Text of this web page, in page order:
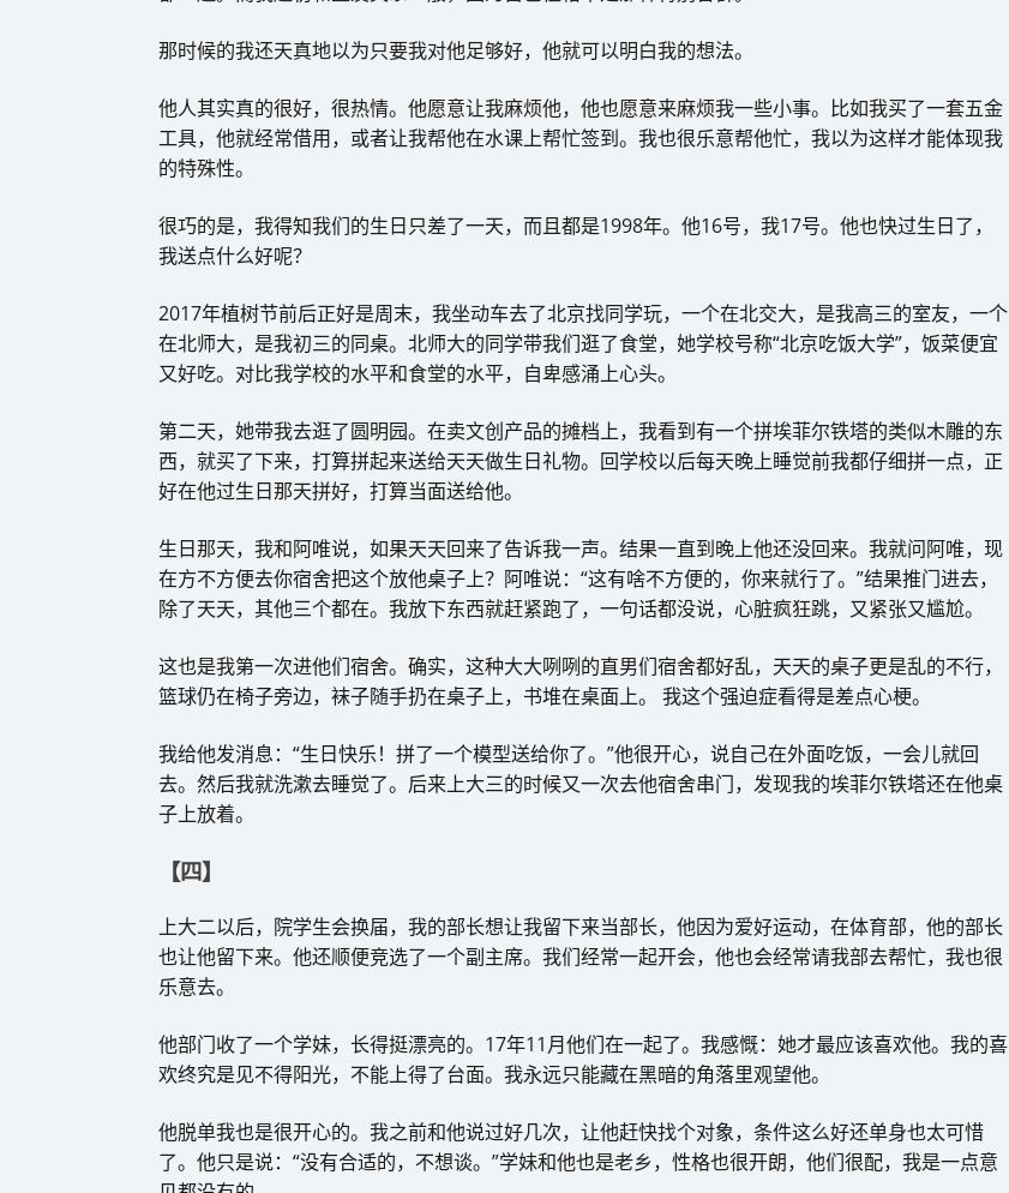
那时候的我还天真地以为只要我对他足够好，他就可以明白我的想法。
他人其实真的很好，很热情。他愿意让我麻烦他，他也愿意来麻烦我一些小事。比如我买了一套五金
工具，他就经常借用，或者让我帮他在水课上帮忙签到。我也很乐意帮他忙，我以为这样才能体现我
的特殊性。
很巧的是，我得知我们的生日只差了一天，而且都是1998年。他16号，我17号。他也快过生日了，
我送点什么好呢？
2017年植树节前后正好是周末，我坐动车去了北京找同学玩，一个在北交大，是我高三的室友，一个
在北师大，是我初三的同桌。北师大的同学带我们逛了食堂，她学校号称“北京吃饭大学”，饭菜便宜
又好吃。对比我学校的水平和食堂的水平，自卑感涌上心头。
第二天，她带我去逛了圆明园。在卖文创产品的摊档上，我看到有一个拼埃菲尔铁塔的类似木雕的东
西，就买了下来，打算拼起来送给天天做生日礼物。回学校以后每天晚上睡觉前我都仔细拼一点，正
好在他过生日那天拼好，打算当面送给他。
生日那天，我和阿唯说，如果天天回来了告诉我一声。结果一直到晚上他还没回来。我就问阿唯，现
在方不方便去你宿舍把这个放他桌子上？阿唯说：“这有啥不方便的，你来就行了。”结果推门进去，
除了天天，其他三个都在。我放下东西就赶紧跑了，一句话都没说，心脏疯狂跳，又紧张又尴尬。
这也是我第一次进他们宿舍。确实，这种大大咧咧的直男们宿舍都好乱，天天的桌子更是乱的不行，
篮球仍在椅子旁边，袜子随手扔在桌子上，书堆在桌面上。 我这个强迫症看得是差点心梗。
我给他发消息：“生日快乐！拼了一个模型送给你了。”他很开心，说自己在外面吃饭，一会儿就回
去。然后我就洗漱去睡觉了。后来上大三的时候又一次去他宿舍串门，发现我的埃菲尔铁塔还在他桌
子上放着。
【四】
上大二以后，院学生会换届，我的部长想让我留下来当部长，他因为爱好运动，在体育部，他的部长
也让他留下来。他还顺便竞选了一个副主席。我们经常一起开会，他也会经常请我部去帮忙，我也很
乐意去。
他部门收了一个学妹，长得挺漂亮的。17年11月他们在一起了。我感慨：她才最应该喜欢他。我的喜
欢终究是见不得阳光，不能上得了台面。我永远只能藏在黑暗的角落里观望他。
他脱单我也是很开心的。我之前和他说过好几次，让他赶快找个对象，条件这么好还单身也太可惜
了。他只是说：“没有合适的，不想谈。”学妹和他也是老乡，性格也很开朗，他们很配，我是一点意